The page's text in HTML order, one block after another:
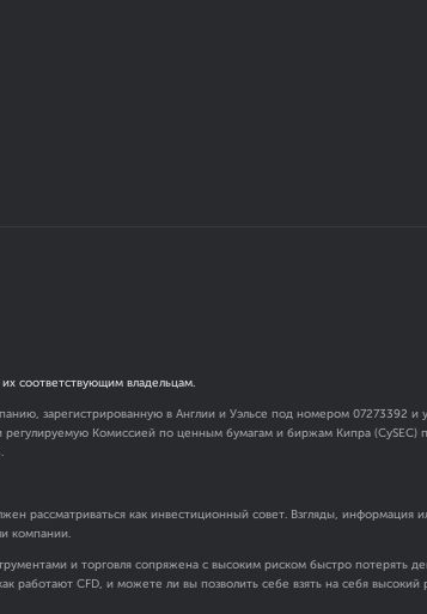
соответствующим владельцам.
зарегистрированную в Англии и Уэльсе под номером 07273392
регулируемую Комиссией по ценным бумагам и биржам Кипра
рассматриваться как инвестиционный совет. Взгляды,
компании.
и торговля сопряжена с высоким риском быстро потерять
CFD, и можете ли вы позволить себе взять на себя